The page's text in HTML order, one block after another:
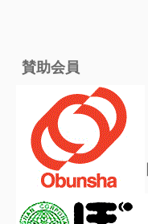
賛助会員